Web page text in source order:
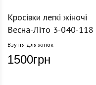
Кросівки легкі жіночі
Весна-Літо 3-040-118
Взуття для жінок
1500грн